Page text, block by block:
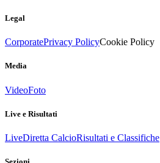
Legal
CorporatePrivacy PolicyCookie Policy
Media
VideoFoto
Live e Risultati
LiveDiretta CalcioRisultati e Classifiche